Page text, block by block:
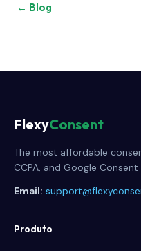
← Blog
FlexyConsent
The most affordable
CCPA, and Google
Email:
Produto